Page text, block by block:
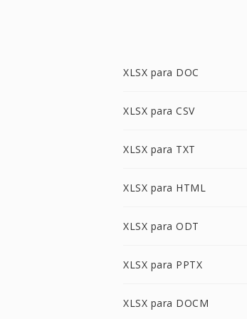
XLSX para DOC
XLSX para CSV
XLSX para TXT
XLSX para HTML
XLSX para ODT
XLSX para PPTX
XLSX para DOCM